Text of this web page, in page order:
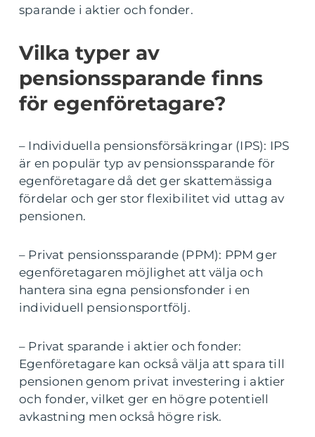
sparande i aktier och fonder.
Vilka typer av
pensionssparande finns
för egenföretagare?
– Individuella pensionsförsäkringar (IPS): IPS
är en populär typ av pensionssparande för
egenföretagare då det ger skattemässiga
fördelar och ger stor flexibilitet vid uttag av
pensionen.
– Privat pensionssparande (PPM): PPM ger
egenföretagaren möjlighet att välja och
hantera sina egna pensionsfonder i en
individuell pensionsportfölj.
– Privat sparande i aktier och fonder:
Egenföretagare kan också välja att spara till
pensionen genom privat investering i aktier
och fonder, vilket ger en högre potentiell
avkastning men också högre risk.